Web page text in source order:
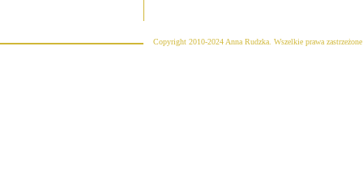
Copyright 2010-2024 Anna Rudzka. Wszelkie prawa zastrzeżone